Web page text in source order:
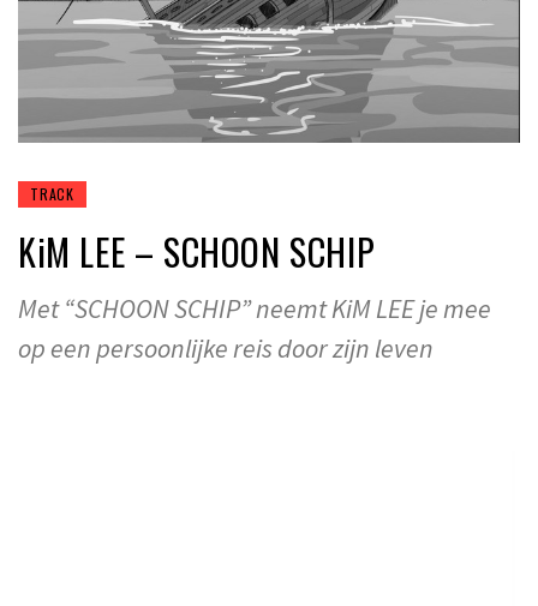
TRACK
KiM LEE – SCHOON SCHIP
Met “SCHOON SCHIP” neemt KiM LEE je mee
op een persoonlijke reis door zijn leven